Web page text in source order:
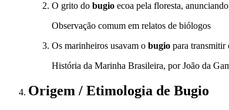
O grito do bugio ecoa pela floresta,
Observação comum em relatos de biólogos
Os marinheiros usavam o bugio para transmitir
História da Marinha Brasileira, por João da
Origem / Etimologia de Bugio